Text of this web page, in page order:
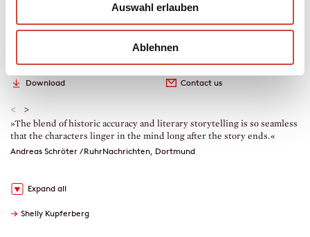
Auswahl erlauben
Ablehnen
Download
Contact us
< >
»The blend of historic accuracy and literary storytelling is so seamless
that the characters linger in the mind long after the story ends.«
Andreas Schröter / RuhrNachrichten, Dortmund
Expand all
→ Shelly Kupferberg